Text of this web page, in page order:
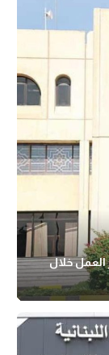
العمل خلال